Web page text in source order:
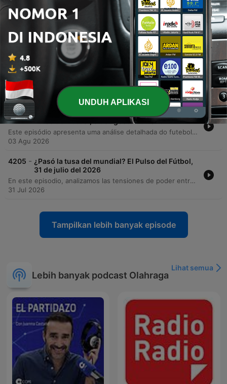
4208 - ¿Cree en este Millonarios? El Pulso del Fútbol,
5 de agosto del 2026
O episódio inicia com uma homenagem a Alfonso Lizarasso e reflexões sobre o medo, seguido por debates sobre transferências de jogadores e críticas a declarações racistas de um ex-árbitro. A discussão aborda os desafios do futebol colombiano, incluindo a necessidade de valorizar jovens talentos e denúncias de corrupção em categorias de base. A análise prossegue com questões jurídicas e disciplinares no esporte, confrontando regulamentos da FIFA com direitos trabalhistas. O programa encerra analisando o desempenho técnico de equipes como Medellín e Millonarios, focando em aspectos táticos e atuações individuais.
05 Agu 2026
4207 -
¿Jugar con # 10 o jugar sin él? El Pulso del
Fútbol, 4 de agosto del 2026
El episodio inicia con una reflexión sobre la filosofía de vida y la importancia de la tranquilidad, para luego abordar la detención del exfutbolista Diego Serna en Estados Unidos. El debate central se enfoca en la Selección Colombia, analizando la convocatoria de jugadores como Quintero y James, las propuestas tácticas para el mediocampo y el potencial de delanteros como Jhon Durán frente a otros referentes. Asimismo, se discuten polémicas internacionales relacionadas con la FIFA, incluyendo acusaciones de chantaje contra Gianni Infantino y la crisis de liderazgo en la organización. El programa concluye analizando transferencias de jugadores, el valor de mercado de figuras como Vinicius Junior y el panorama del fútbol colombiano con equipos como Bucaramanga y Millonarios.
04 Agu 2026
4206 - ¿Qué refuerzos iniciaron mejor en la Liga? El
Pulso del Fútbol, 3 de agosto de 2026
Este episódio apresenta uma análise detalhada do futebol colombiano, abordando desde a goleada do América de Cali até as polêmicas de arbitragem e o uso do VAR. Os apresentadores discutem o desempenho de jogadores da seleção colombiana, com foco na ascensão de Jason Guzmán e críticas às convocações baseadas em histórico passado. A discussão estende-se à análise de partidas entre Millonarios, Junior, Santa Fe e 11 Caldas, além de avaliar talentos individuais como Martegani e Contreras. O debate encerra abordando rumores sobre David Beckham na FIFA e as implicações financeiras da expansão do Mundial.
03 Agu 2026
4205 - ¿Pasó la tusa del mundial? El Pulso del Fútbol,
31 de julio del 2026
En este episodio, analizamos las tensiones de poder entre la FIFA y la UEFA ante la propuesta de inversión privada y el impacto de la comercialización en la gobernanza global. También abordamos la saturación del calendario deportivo y su efecto en los jugadores. El programa recorre la actualidad del fútbol internacional y local, desde el ranking mundial de ligas según Opta hasta las polémicas demandas por alineación indebida en Colombia. Además, rendimos homenaje a Franco Baresi y comentamos las últimas noticias sobre transferencias y resultados de equipos como Atlético Nacional, Real Madrid y Once Caldas.
31 Jul 2026
Tampilkan lebih banyak episode
Lebih banyak podcast Olahraga
Lihat semua
UNDUH APLIKASI